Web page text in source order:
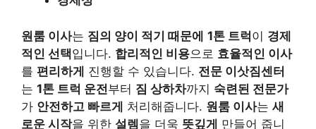
원룸 이사는 짐의 양이 적기 때문에 1톤 트럭이 경제
적인 선택입니다. 합리적인 비용으로 효율적인 이사
를 편리하게 진행할 수 있습니다. 전문 이삿짐센터
는 1톤 트럭 운전부터 짐 상하차까지 숙련된 전문가
가 안전하고 빠르게 처리해줍니다. 원룸 이사는 새
로운 시작을 위한 설렘을 더욱 뜻깊게 만들어 줍니